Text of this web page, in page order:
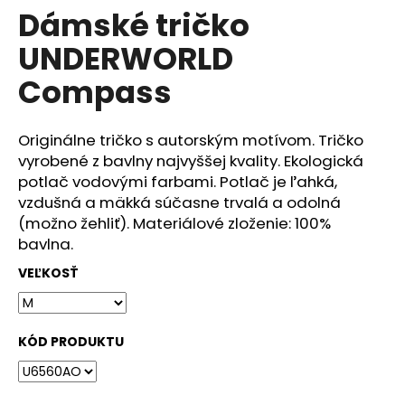
produktu
je
0,0
z
5
hviezdičiek.
Dámské tričko
UNDERWORLD
Compass
Originálne tričko s autorským motívom. Tričko
vyrobené z bavlny najvyššej kvality. Ekologická
potlač vodovými farbami. Potlač je ľahká,
vzdušná a mäkká súčasne trvalá a odolná
(možno žehliť). Materiálové zloženie: 100%
bavlna.
VEĽKOSŤ
KÓD PRODUKTU
a
m
e
TRIČKO
UNDERWORLD
FOREST
€29